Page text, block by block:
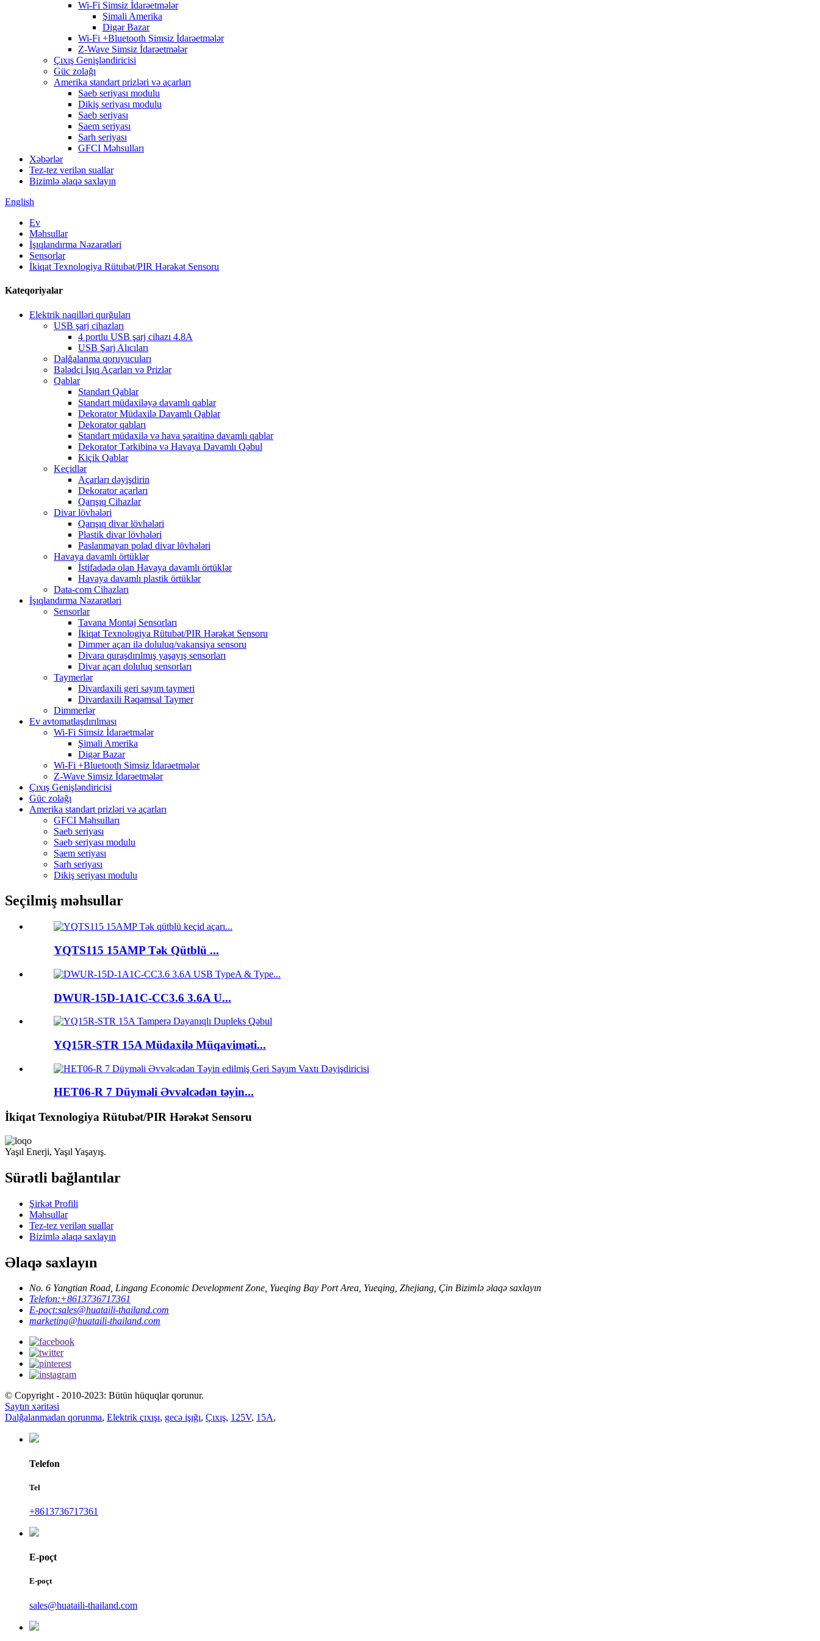
Wi-Fi Simsiz İdarəetmələr
Şimali Amerika
Digər Bazar
Wi-Fi +Bluetooth Simsiz İdarəetmələr
Z-Wave Simsiz İdarəetmələr
Çıxış Genişləndiricisi
Güc zolağı
Amerika standart prizləri və açarları
Saeb seriyası modulu
Dikiş seriyası modulu
Saeb seriyası
Saem seriyası
Sarh seriyası
GFCI Məhsulları
Xəbərlər
Tez-tez verilən suallar
Bizimlə əlaqə saxlayın
English
Ev
Məhsullar
İşıqlandırma Nəzarətləri
Sensorlar
İkiqat Texnologiya Rütubət/PIR Hərəkət Sensoru
Kateqoriyalar
Elektrik naqilləri qurğuları
USB şarj cihazları
4 portlu USB şarj cihazı 4.8A
USB Şarj Alıcıları
Dalğalanma qoruyucuları
Bələdçi İşıq Açarları və Prizlər
Qablar
Standart Qablar
Standart müdaxiləyə davamlı qablar
Dekorator Müdaxilə Davamlı Qablar
Dekorator qabları
Standart müdaxilə və hava şəraitinə davamlı qablar
Dekorator Tərkibinə və Havaya Davamlı Qəbul
Kiçik Qablar
Keçidlər
Açarları dəyişdirin
Dekorator açarları
Qarışıq Cihazlar
Divar lövhələri
Qarışıq divar lövhələri
Plastik divar lövhələri
Paslanmayan polad divar lövhələri
Havaya davamlı örtüklər
İstifadədə olan Havaya davamlı örtüklər
Havaya davamlı plastik örtüklər
Data-com Cihazları
İşıqlandırma Nəzarətləri
Sensorlar
Tavana Montaj Sensorları
İkiqat Texnologiya Rütubət/PIR Hərəkət Sensoru
Dimmer açarı ilə doluluq/vakansiya sensoru
Divara quraşdırılmış yaşayış sensorları
Divar açarı doluluq sensorları
Taymerlər
Divardaxili geri sayım taymeri
Divardaxili Rəqəmsal Taymer
Dimmerlər
Ev avtomatlaşdırılması
Wi-Fi Simsiz İdarəetmələr
Şimali Amerika
Digər Bazar
Wi-Fi +Bluetooth Simsiz İdarəetmələr
Z-Wave Simsiz İdarəetmələr
Çıxış Genişləndiricisi
Güc zolağı
Amerika standart prizləri və açarları
GFCI Məhsulları
Saeb seriyası
Saeb seriyası modulu
Saem seriyası
Sarh seriyası
Dikiş seriyası modulu
Seçilmiş məhsullar
YQTS115 15AMP Tək Qütblü ...
DWUR-15D-1A1C-CC3.6 3.6A U...
YQ15R-STR 15A Müdaxilə Müqaviməti...
HET06-R 7 Düyməli Əvvəlcədən təyin...
İkiqat Texnologiya Rütubət/PIR Hərəkət Sensoru
Yaşıl Enerji, Yaşıl Yaşayış.
Sürətli bağlantılar
Şirkət Profili
Məhsullar
Tez-tez verilən suallar
Bizimlə əlaqə saxlayın
Əlaqə saxlayın
No. 6 Yangtian Road, Lingang Economic Development Zone, Yueqing Bay Port Area, Yueqing, Zhejiang, Çin Bizimlə əlaqə saxlayın
Telefon:+8613736717361
E-poçt:sales@huataili-thailand.com
marketing@huataili-thailand.com
© Copyright - 2010-2023: Bütün hüquqlar qorunur.
Saytın xəritəsi
Dalğalanmadan qorunma, Elektrik çıxışı, gecə işığı, Çıxış, 125V, 15A,
Telefon
Tel
+8613736717361
E-poçt
E-poçt
sales@huataili-thailand.com